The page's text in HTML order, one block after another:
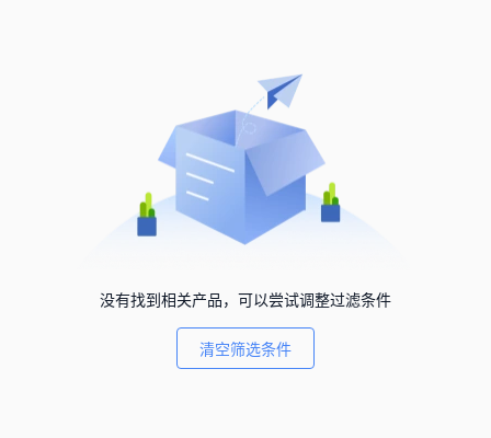
没有找到相关产品，可以尝试调整过滤条件
清空筛选条件